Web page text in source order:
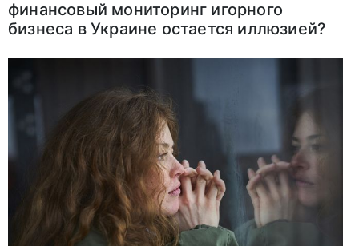
финансовый мониторинг игорного
бизнеса в Украине остается иллюзией?